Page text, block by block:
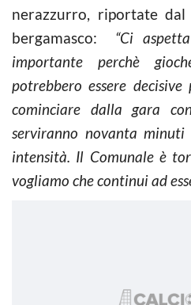
nerazzurro, riportate
bergamasco: “Ci
importante perchè
potrebbero essere
cominciare dalla gara
serviranno novanta
intensità. Il Comunale è
vogliamo che continui ad